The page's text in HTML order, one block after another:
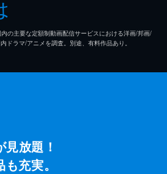
の主要な定額制動画配信サービスにおける洋画/邦画/
ドラマ/アニメを調査。別途、有料作品あり。
放題！
充実。